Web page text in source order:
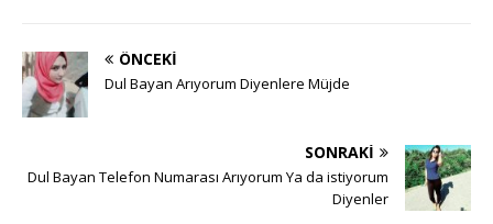
ÖNCEKI
Dul Bayan Arıyorum Diyenlere Müjde
SONRAKI
Dul Bayan Telefon Numarası Arıyorum Ya da istiyorum
Diyenler